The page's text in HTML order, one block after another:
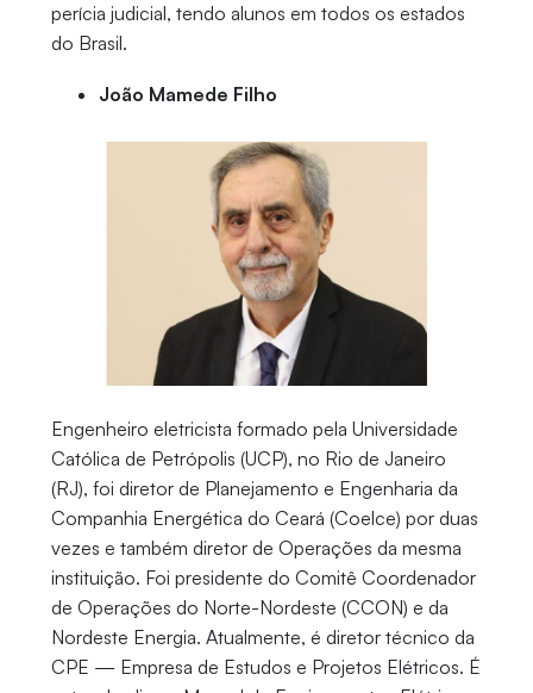
perícia judicial, tendo alunos em todos os estados
do Brasil.
João Mamede Filho
Engenheiro eletricista formado pela Universidade
Católica de Petrópolis (UCP), no Rio de Janeiro
(RJ), foi diretor de Planejamento e Engenharia da
Companhia Energética do Ceará (Coelce) por duas
vezes e também diretor de Operações da mesma
instituição. Foi presidente do Comitê Coordenador
de Operações do Norte-Nordeste (CCON) e da
Nordeste Energia. Atualmente, é diretor técnico da
CPE — Empresa de Estudos e Projetos Elétricos. É